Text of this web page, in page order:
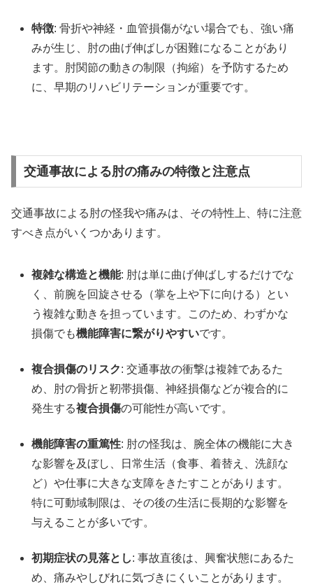
特徴: 骨折や神経・血管損傷がない場合でも、強い痛
みが生じ、肘の曲げ伸ばしが困難になることがあり
ます。肘関節の動きの制限（拘縮）を予防するため
に、早期のリハビリテーションが重要です。
交通事故による肘の痛みの特徴と注意点
交通事故による肘の怪我や痛みは、その特性上、特に注意
すべき点がいくつかあります。
複雑な構造と機能: 肘は単に曲げ伸ばしするだけでな
く、前腕を回旋させる（掌を上や下に向ける）とい
う複雑な動きを担っています。このため、わずかな
損傷でも機能障害に繋がりやすいです。
複合損傷のリスク: 交通事故の衝撃は複雑であるた
め、肘の骨折と靭帯損傷、神経損傷などが複合的に
発生する複合損傷の可能性が高いです。
機能障害の重篤性: 肘の怪我は、腕全体の機能に大き
な影響を及ぼし、日常生活（食事、着替え、洗顔な
ど）や仕事に大きな支障をきたすことがあります。
特に可動域制限は、その後の生活に長期的な影響を
与えることが多いです。
初期症状の見落とし: 事故直後は、興奮状態にあるた
め、痛みやしびれに気づきにくいことがあります。